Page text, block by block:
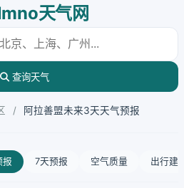
天气网
查询天气
/ 阿拉善盟未来3天天气预报
报 7天预报 空气质量 出行建